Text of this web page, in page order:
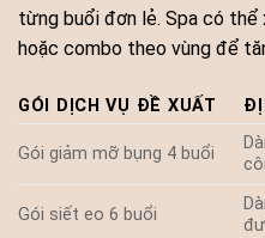
từng buổi đơn lẻ. Spa có
hoặc combo theo vùng để
GÓI DỊCH VỤ ĐỀ XUẤT
Gói giảm mỡ bụng 4 buổi
Gói siết eo 6 buổi